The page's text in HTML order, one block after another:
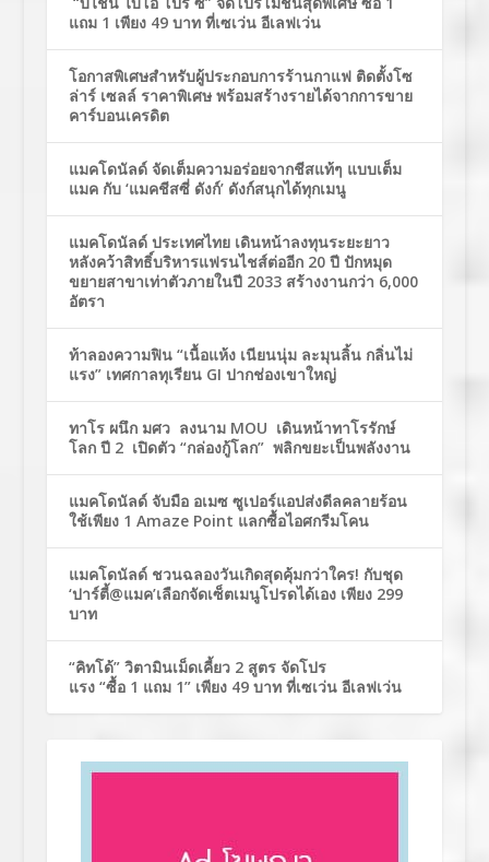
แถม 1 เพียง 49 บาท ที่เซเว่น อีเลฟเว่น
โอกาสพิเศษสำหรับผู้ประกอบการร้านกาแฟ ติดตั้งโซ
ล่าร์ เซลล์ ราคาพิเศษ พร้อมสร้างรายได้จากการขาย
คาร์บอนเครดิต
แมคโดนัลด์ จัดเต็มความอร่อยจากชีสแท้ๆ แบบเต็ม
แมค กับ ‘แมคชีสซี่ ดังก์’ ดังก์สนุกได้ทุกเมนู
แมคโดนัลด์ ประเทศไทย เดินหน้าลงทุนระยะยาว
หลังคว้าสิทธิ์บริหารแฟรนไชส์ต่ออีก 20 ปี ปักหมุด
ขยายสาขาเท่าตัวภายในปี 2033 สร้างงานกว่า 6,000
อัตรา
ท้าลองความฟิน “เนื้อแห้ง เนียนนุ่ม ละมุนลิ้น กลิ่นไม่
แรง” เทศกาลทุเรียน GI ปากช่องเขาใหญ่
ทาโร ผนึก มศว ลงนาม MOU เดินหน้าทาโรรักษ์
โลก ปี 2 เปิดตัว “กล่องกู้โลก” พลิกขยะเป็นพลังงาน
แมคโดนัลด์ จับมือ อเมซ ซูเปอร์แอปส่งดีลคลายร้อน
ใช้เพียง 1 Amaze Point แลกซื้อไอศกรีมโคน
แมคโดนัลด์ ชวนฉลองวันเกิดสุดคุ้มกว่าใคร! กับชุด
‘ปาร์ตี้@แมค’เลือกจัดเซ็ตเมนูโปรดได้เอง เพียง 299
บาท
“คิทโด้” วิตามินเม็ดเคี้ยว 2 สูตร จัดโปร
แรง “ซื้อ 1 แถม 1” เพียง 49 บาท ที่เซเว่น อีเลฟเว่น